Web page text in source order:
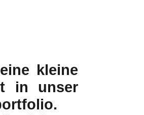
kleine
in unser